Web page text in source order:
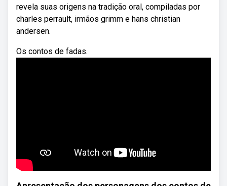
revela suas origens na tradição oral, compiladas por
charles perrault, irmãos grimm e hans christian
andersen.
Os contos de fadas.